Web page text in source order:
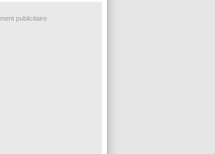
Gabriel Jesus
publicitaire